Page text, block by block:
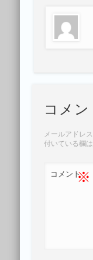
コメ
メールアドレ
付いている欄
コメント※